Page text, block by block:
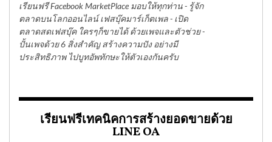
เรียนฟรี Facebook MarketPlace มอบให้ทุกท่าน - รู้จัก
ตลาดบนโลกออนไลน์ เฟสบุ๊คมาร์เก็ตเพล - เปิด
ตลาดสดเฟสบุ๊ค ใครๆก็ขายได้ ด้วยเพจและตัวช่วย -
ปั้นเพจด้วย 6 สิ่งสำคัญ สร้างความปัง อย่างมี
ประสิทธิภาพ ไปบูทอัพทักษะให้ตัวเองกันครับ
เรียนฟรีเทคนิคการสร้างยอดขายด้วย
LINE OA